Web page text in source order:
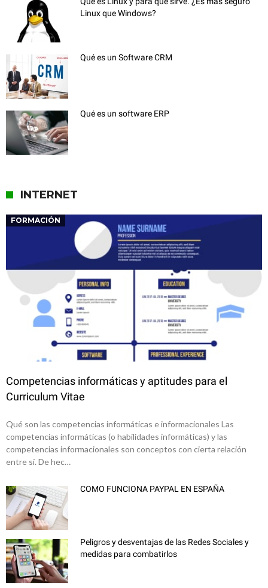
Linux que Windows?
Qué es un Software CRM
Qué es un software ERP
INTERNET
FORMACIÓN
Competencias informáticas y aptitudes para el
Curriculum Vitae
Qué son las competencias informáticas e informacionales Las
competencias informáticas (o habilidades informáticas) y las
competencias informacionales son conceptos con cierta relación
entre sí. De hec…
COMO FUNCIONA PAYPAL EN ESPAÑA
Peligros y desventajas de las Redes Sociales y
medidas para combatirlos